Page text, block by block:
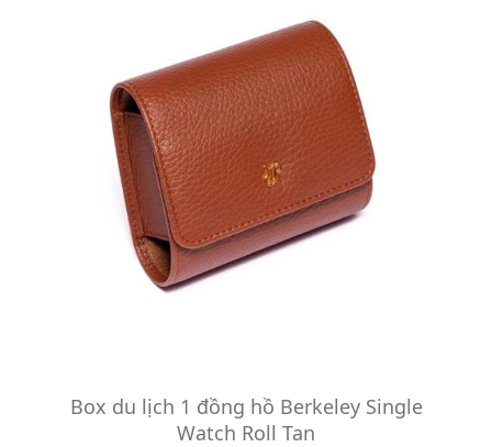
Box du lịch 1 đồng hồ Berkeley Single
Watch Roll Tan